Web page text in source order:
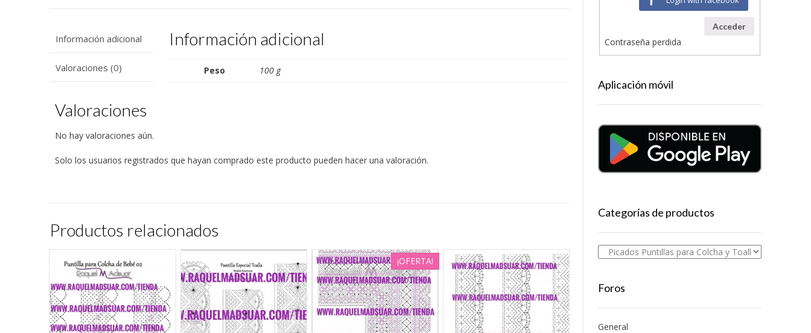
Información adicional
Valoraciones (0)
Información adicional
Peso 100 g
Valoraciones
No hay valoraciones aún.
Solo los usuarios registrados que hayan comprado este producto pueden hacer una valoración.
Productos relacionados
¡OFERTA!
Acceder
Contraseña perdida
Aplicación móvil
Categorías de productos
Foros
General